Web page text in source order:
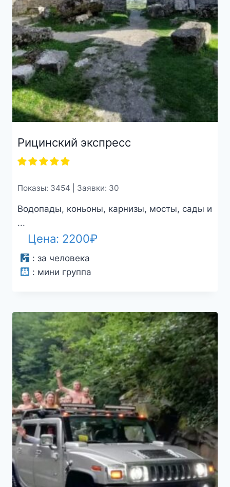
Рицинский экспресс
Показы: 3454 | Заявки: 30
Водопады, коньоны, карнизы, мосты, сады и
...
Цена: 2200₽
: за человека
: мини группа